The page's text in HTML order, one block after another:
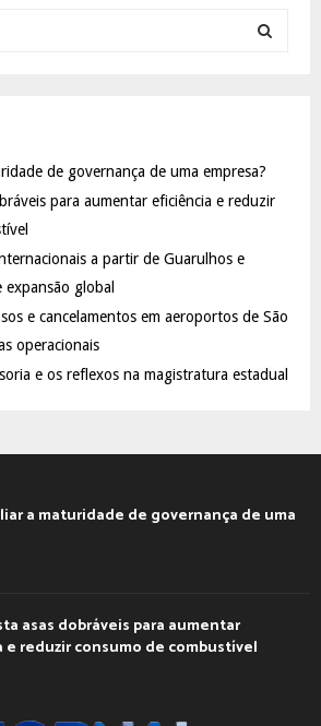
R
de governança de uma empresa?
para aumentar eficiência e reduzir
a partir de Guarulhos e
global
e cancelamentos em aeroportos de São
operacionais
e os reflexos na magistratura estadual
a maturidade de governança de uma
asas dobráveis para aumentar
reduzir consumo de combustível